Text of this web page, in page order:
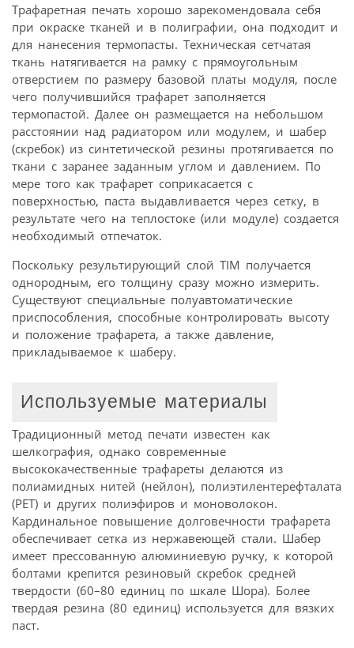
Трафаретная печать хорошо зарекомендовала себя
при окраске тканей и в полиграфии, она подходит и
для нанесения термопасты. Техническая сетчатая
ткань натягивается на рамку с прямоугольным
отверстием по размеру базовой платы модуля, после
чего получившийся трафарет заполняется
термопастой. Далее он размещается на небольшом
расстоянии над радиатором или модулем, и шабер
(скребок) из синтетической резины протягивается по
ткани с заранее заданным углом и давлением. По
мере того как трафарет соприкасается с
поверхностью, паста выдавливается через сетку, в
результате чего на теплостоке (или модуле) создается
необходимый отпечаток.
Поскольку результирующий слой TIM получается
однородным, его толщину сразу можно измерить.
Существуют специальные полуавтоматические
приспособления, способные контролировать высоту
и положение трафарета, а также давление,
прикладываемое к шаберу.
Используемые материалы
Традиционный метод печати известен как
шелкография, однако современные
высококачественные трафареты делаются из
полиамидных нитей (нейлон), полиэтилентерефталата
(РЕТ) и других полиэфиров и моноволокон.
Кардинальное повышение долговечности трафарета
обеспечивает сетка из нержавеющей стали. Шабер
имеет прессованную алюминиевую ручку, к которой
болтами крепится резиновый скребок средней
твердости (60–80 единиц по шкале Шора). Более
твердая резина (80 единиц) используется для вязких
паст.